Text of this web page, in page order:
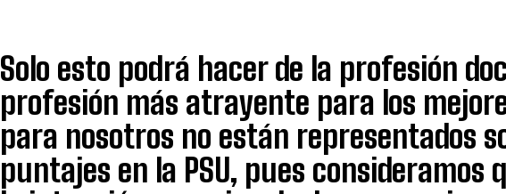
Solo esto podrá hacer de la profesión
profesión más atrayente para los
para nosotros no están representados
puntajes en la PSU, pues consideramos